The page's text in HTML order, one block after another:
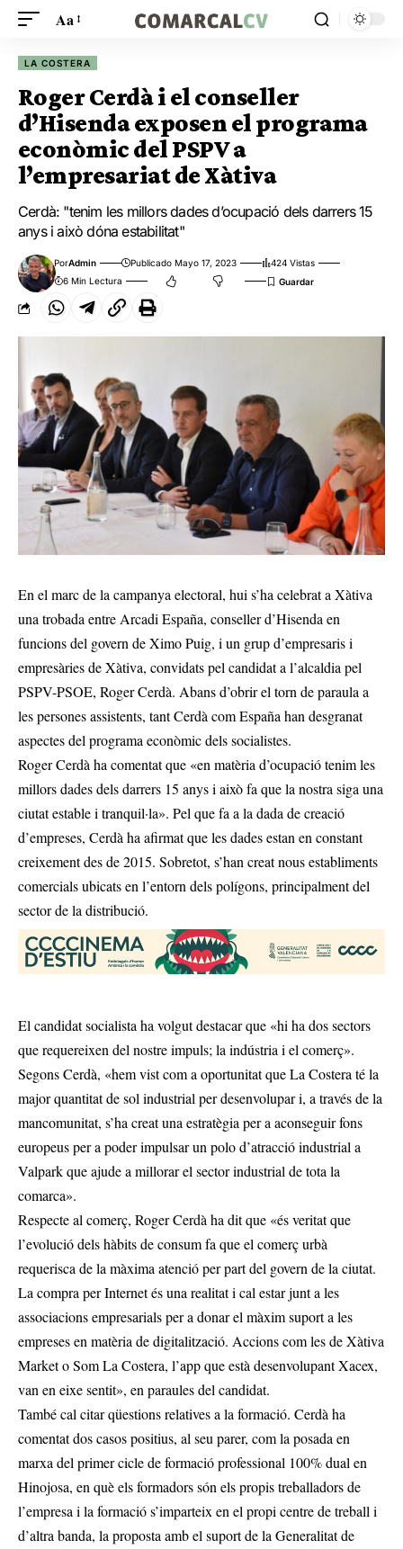
Aa
LA COSTERA
Roger Cerdà i el conseller
d’Hisenda exposen el programa
econòmic del PSPV a
l’empresariat de Xàtiva
Cerdà: "tenim les millors dades d’ocupació dels darrers 15
anys i això dóna estabilitat"
PorAdmin Publicado Mayo 17, 2023
424 Vistas
6 Min Lectura
En el marc de la campanya electoral, hui s’ha celebrat a Xàtiva
una trobada entre Arcadi España, conseller d’Hisenda en
funcions del govern de Ximo Puig, i un grup d’empresaris i
empresàries de Xàtiva, convidats pel candidat a l’alcaldia pel
PSPV-PSOE, Roger Cerdà. Abans d’obrir el torn de paraula a
les persones assistents, tant Cerdà com España han desgranat
aspectes del programa econòmic dels socialistes.
Roger Cerdà ha comentat que «en matèria d’ocupació tenim les
millors dades dels darrers 15 anys i això fa que la nostra siga una
ciutat estable i tranquil·la». Pel que fa a la dada de creació
d’empreses, Cerdà ha afirmat que les dades estan en constant
creixement des de 2015. Sobretot, s’han creat nous establiments
comercials ubicats en l’entorn dels polígons, principalment del
sector de la distribució.
El candidat socialista ha volgut destacar que «hi ha dos sectors
que requereixen del nostre impuls; la indústria i el comerç».
Segons Cerdà, «hem vist com a oportunitat que La Costera té la
major quantitat de sol industrial per desenvolupar i, a través de la
mancomunitat, s’ha creat una estratègia per a aconseguir fons
europeus per a poder impulsar un polo d’atracció industrial a
Valpark que ajude a millorar el sector industrial de tota la
comarca».
Respecte al comerç, Roger Cerdà ha dit que «és veritat que
l’evolució dels hàbits de consum fa que el comerç urbà
requerisca de la màxima atenció per part del govern de la ciutat.
La compra per Internet és una realitat i cal estar junt a les
associacions empresarials per a donar el màxim suport a les
empreses en matèria de digitalització. Accions com les de Xàtiva
Market o Som La Costera, l’app que està desenvolupant Xacex,
van en eixe sentit», en paraules del candidat.
També cal citar qüestions relatives a la formació. Cerdà ha
comentat dos casos positius, al seu parer, com la posada en
marxa del primer cicle de formació professional 100% dual en
Hinojosa, en què els formadors són els propis treballadors de
l’empresa i la formació s’imparteix en el propi centre de treball i
d’altra banda, la proposta amb el suport de la Generalitat de